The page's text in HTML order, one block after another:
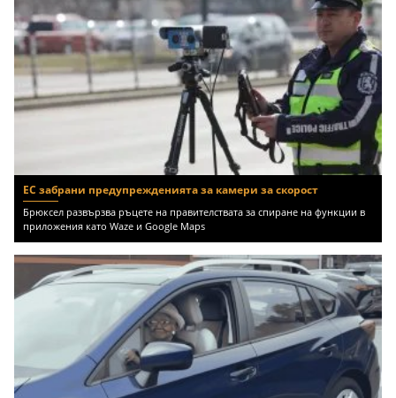
ЕС забрани предупрежденията за камери за скорост
Брюксел развързва ръцете на правителствата за спиране на функции в
приложения като Waze и Google Maps